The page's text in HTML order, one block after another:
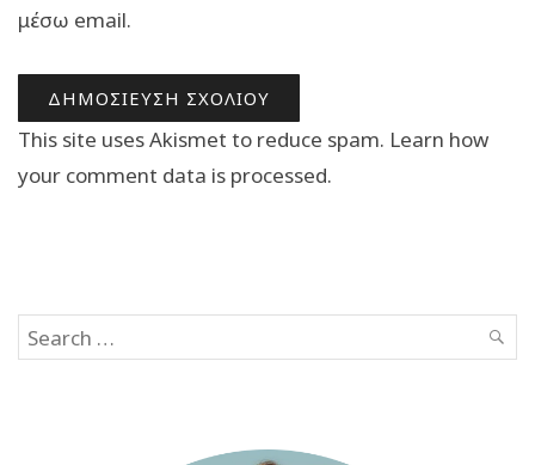
μέσω email.
This site uses Akismet to reduce spam. Learn how
your comment data is processed.
Search
for: